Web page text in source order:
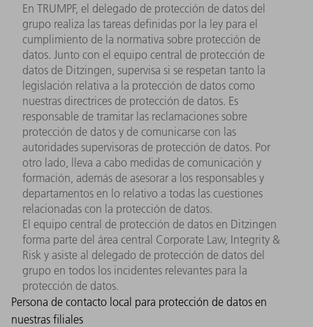
En TRUMPF, el delegado de protección de datos del
grupo realiza las tareas definidas por la ley para el
cumplimiento de la normativa sobre protección de
datos. Junto con el equipo central de protección de
datos de Ditzingen, supervisa si se respetan tanto la
legislación relativa a la protección de datos como
nuestras directrices de protección de datos. Es
responsable de tramitar las reclamaciones sobre
protección de datos y de comunicarse con las
autoridades supervisoras de protección de datos. Por
otro lado, lleva a cabo medidas de comunicación y
formación, además de asesorar a los responsables y
departamentos en lo relativo a todas las cuestiones
relacionadas con la protección de datos.
El equipo central de protección de datos en Ditzingen
forma parte del área central Corporate Law, Integrity &
Risk y asiste al delegado de protección de datos del
grupo en todos los incidentes relevantes para la
protección de datos.
Persona de contacto local para protección de datos en
nuestras filiales